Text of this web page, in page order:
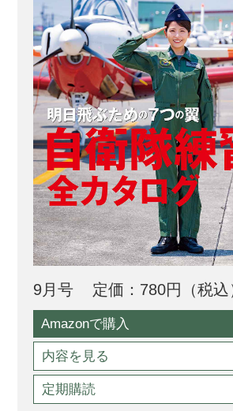
9月号 定価：780円（税込
Amazonで購入
内容を見る
定期購読